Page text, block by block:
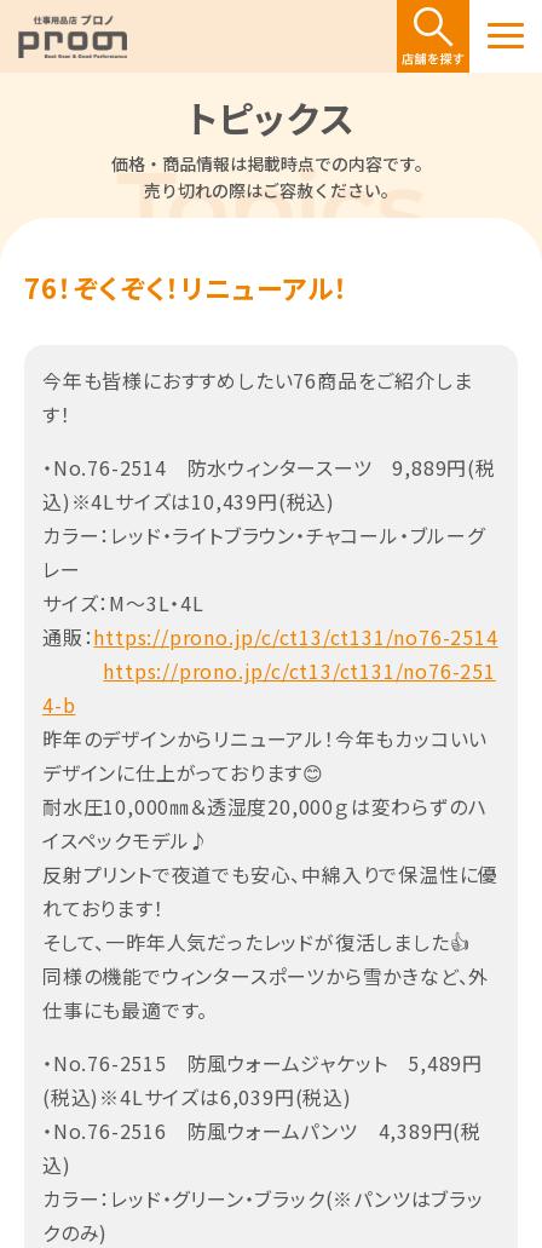
トピックス
価格・商品情報は掲載時点での内容です。
売り切れの際はご容赦ください。
76！ぞくぞく！リニューアル！
今年も皆様におすすめしたい76商品をご紹介しま
す！
・No.76-2514 防水ウィンタースーツ 9,889円(税
込)※4Lサイズは10,439円(税込)
カラー：レッド・ライトブラウン・チャコール・ブルーグ
レー
サイズ：M～3L・4L
通販：https://prono.jp/c/ct13/ct131/no76-2514
https://prono.jp/c/ct13/ct131/no76-251
4-b
昨年のデザインからリニューアル！今年もカッコいい
デザインに仕上がっております😊
耐水圧10,000㎜＆透湿度20,000ｇは変わらずのハ
イスペックモデル♪
反射プリントで夜道でも安心、中綿入りで保温性に優
れております！
そして、一昨年人気だったレッドが復活しました👍
同様の機能でウィンタースポーツから雪かきなど、外
仕事にも最適です。
・No.76-2515 防風ウォームジャケット 5,489円
(税込)※4Lサイズは6,039円(税込)
・No.76-2516 防風ウォームパンツ 4,389円(税
込)
カラー：レッド・グリーン・ブラック(※パンツはブラッ
クのみ)